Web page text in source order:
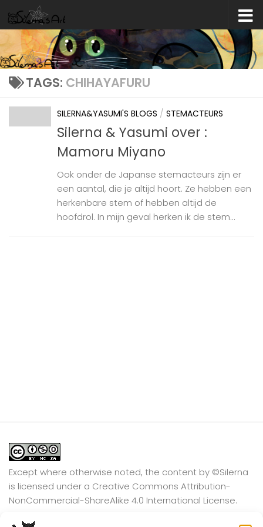
Skip to content
TAGS: CHIHAYAFURU
SILERNA&YASUMI'S BLOGS / STEMACTEURS
Silerna & Yasumi over :
Mamoru Miyano
Ook onder de Japanse stemacteurs zijn er
een aantal, die je altijd hoort. Ze hebben een
herkenbare stem of hebben altijd de
hoofdrol. In mijn geval herken ik de stem...
Except where otherwise noted, the content by ©Silerna
is licensed under a Creative Commons Attribution-
NonCommercial-ShareAlike 4.0 International License.